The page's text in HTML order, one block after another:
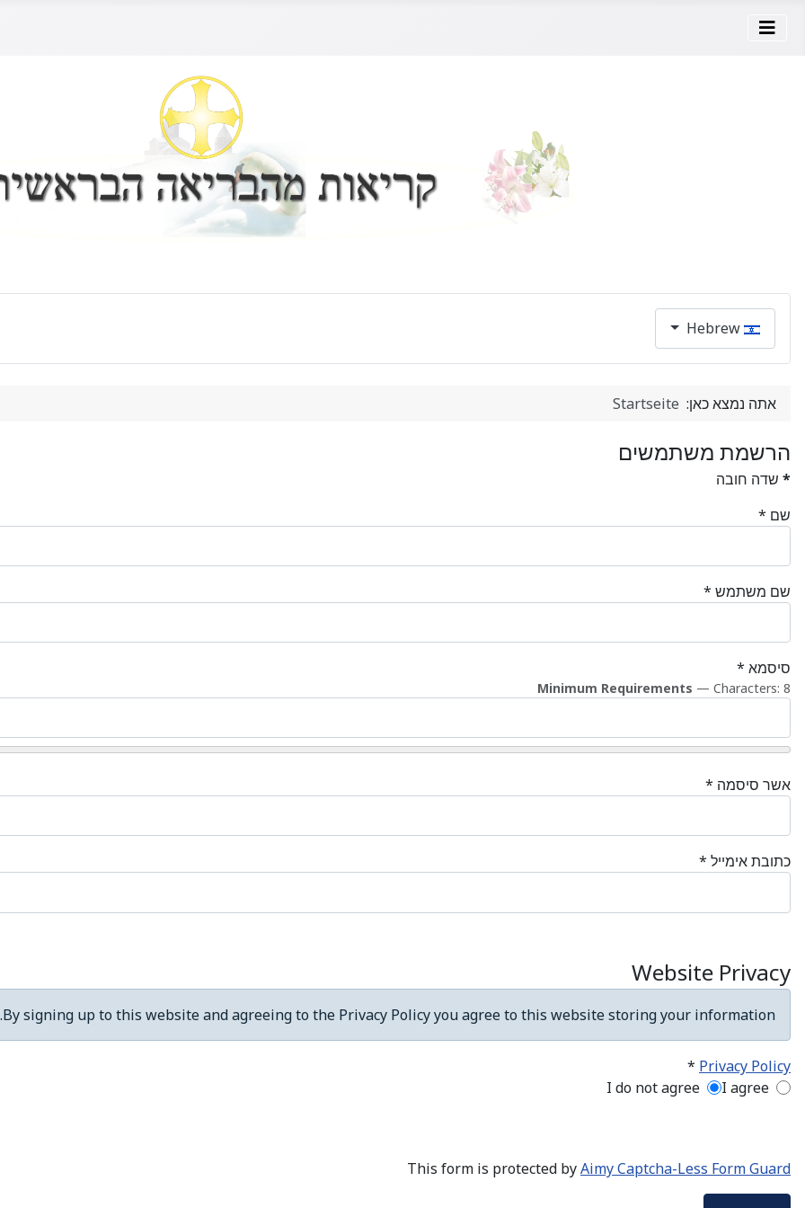
בחר את השפה שלך
Hebrew
אתה נמצא כאן‫:‬ Startseite
הרשמת משתמשים
* שדה חובה
שם *
שם משתמש *
סיסמא *
Minimum Requirements — Characters: 8
אשר סיסמה *
כתובת אימייל *
Website Privacy
By signing up to this website and agreeing to the Privacy Policy you agree to this website storing your information.
Privacy Policy
*
Privacy Policy
I agree
I do not agree
This form is protected byAimy Captcha-Less Form Guard